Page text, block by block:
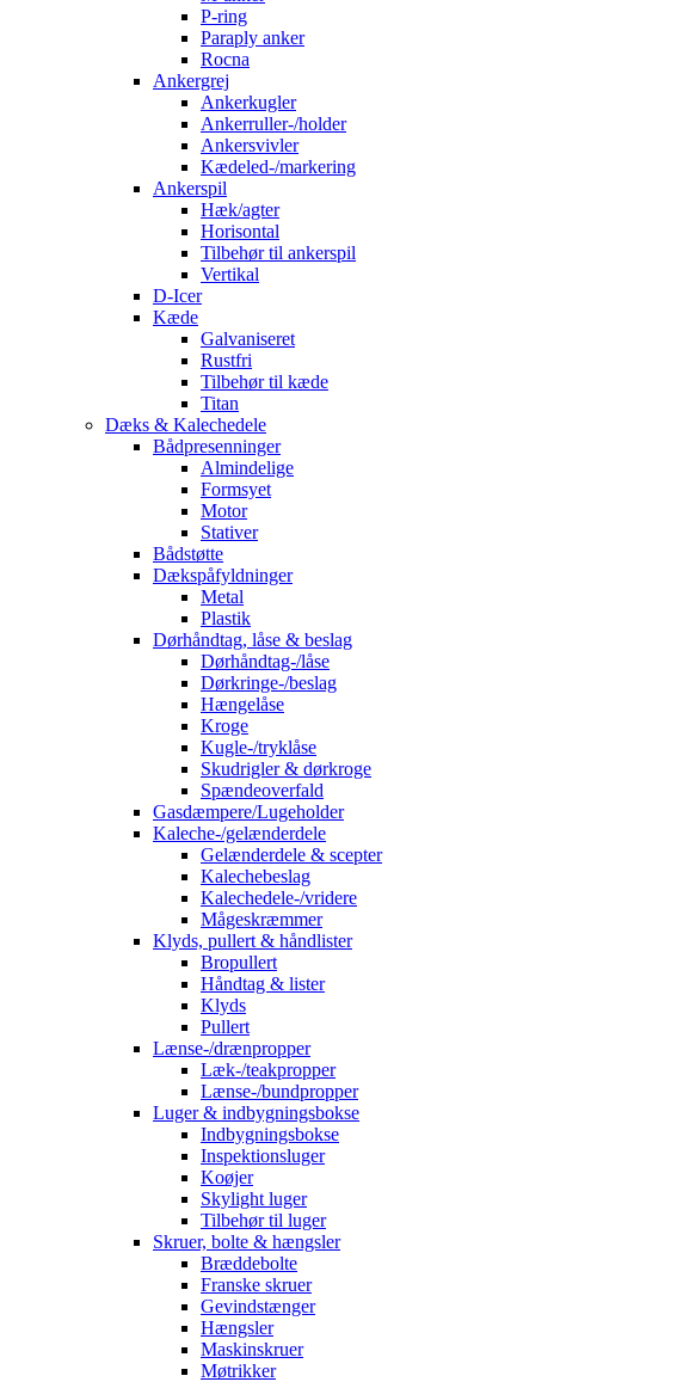
P-ring
Paraply anker
Rocna
Ankergrej
Ankerkugler
Ankerruller-/holder
Ankersvivler
Kædeled-/markering
Ankerspil
Hæk/agter
Horisontal
Tilbehør til ankerspil
Vertikal
D-Icer
Kæde
Galvaniseret
Rustfri
Tilbehør til kæde
Titan
Dæks & Kalechedele
Bådpresenninger
Almindelige
Formsyet
Motor
Stativer
Bådstøtte
Dækspåfyldninger
Metal
Plastik
Dørhåndtag, låse & beslag
Dørhåndtag-/låse
Dørkringe-/beslag
Hængelåse
Kroge
Kugle-/tryklåse
Skudrigler & dørkroge
Spændeoverfald
Gasdæmpere/Lugeholder
Kaleche-/gelænderdele
Gelænderdele & scepter
Kalechebeslag
Kalechedele-/vridere
Mågeskræmmer
Klyds, pullert & håndlister
Bropullert
Håndtag & lister
Klyds
Pullert
Lænse-/drænpropper
Læk-/teakpropper
Lænse-/bundpropper
Luger & indbygningsbokse
Indbygningsbokse
Inspektionsluger
Koøjer
Skylight luger
Tilbehør til luger
Skruer, bolte & hængsler
Bræddebolte
Franske skruer
Gevindstænger
Hængsler
Maskinskruer
Møtrikker